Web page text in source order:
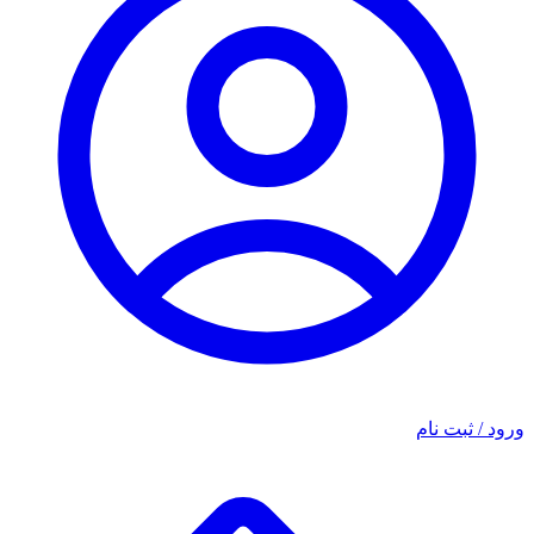
ورود / ثبت نام